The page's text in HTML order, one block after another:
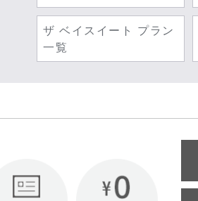
ザ ベイスイート プラン
一覧